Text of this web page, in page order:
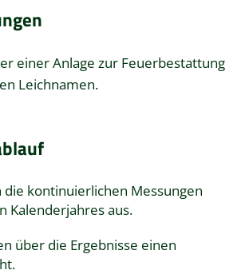
einer Anlage zur Feuerbestattung
Leichnamen.
die kontinuierlichen Messungen
Kalenderjahres aus.
über die Ergebnisse einen